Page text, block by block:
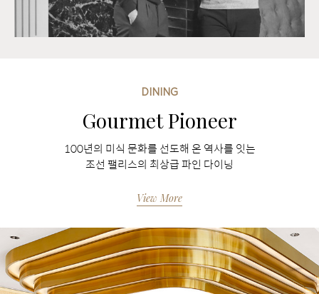
DINING
Gourmet Pioneer
100년의 미식 문화를 선도해 온 역사를 잇는
조선 팰리스의 최상급 파인 다이닝
View More